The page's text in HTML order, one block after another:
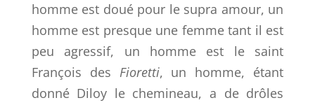
homme est doué pour le supra amour, un
homme est presque une femme tant il est
peu agressif, un homme est le saint
François des Fioretti, un homme, étant
donné Diloy le chemineau, a de drôles